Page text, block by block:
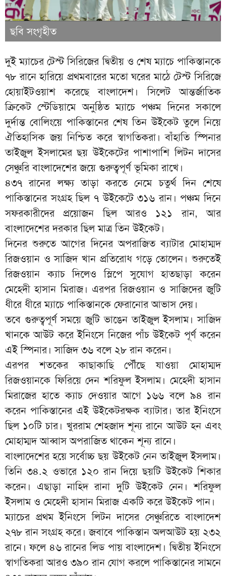
ছবি সংগৃহীত
দুই ম্যাচের টেস্ট সিরিজের দ্বিতীয় ও শেষ ম্যাচে পাকিস্তানকে
৭৮ রানে হারিয়ে প্রথমবারের মতো ঘরের মাঠে টেস্ট সিরিজে
হোয়াইটওয়াশ করেছে বাংলাদেশ। সিলেট আন্তর্জাতিক
ক্রিকেট স্টেডিয়ামে অনুষ্ঠিত ম্যাচে পঞ্চম দিনের সকালে
দুর্দান্ত বোলিংয়ে পাকিস্তানের শেষ তিন উইকেট তুলে নিয়ে
ঐতিহাসিক জয় নিশ্চিত করে স্বাগতিকরা। বাঁহাতি স্পিনার
তাইজুল ইসলামের ছয় উইকেটের পাশাপাশি লিটন দাসের
সেঞ্চুরি বাংলাদেশের জয়ে গুরুত্বপূর্ণ ভূমিকা রাখে।
৪৩৭ রানের লক্ষ্য তাড়া করতে নেমে চতুর্থ দিন শেষে
পাকিস্তানের সংগ্রহ ছিল ৭ উইকেটে ৩১৬ রান। পঞ্চম দিনে
সফরকারীদের প্রয়োজন ছিল আরও ১২১ রান, আর
বাংলাদেশের দরকার ছিল মাত্র তিন উইকেট।
দিনের শুরুতে আগের দিনের অপরাজিত ব্যাটার মোহাম্মদ
রিজওয়ান ও সাজিদ খান প্রতিরোধ গড়ে তোলেন। শুরুতেই
রিজওয়ান ক্যাচ দিলেও স্লিপে সুযোগ হাতছাড়া করেন
মেহেদী হাসান মিরাজ। এরপর রিজওয়ান ও সাজিদের জুটি
ধীরে ধীরে ম্যাচে পাকিস্তানকে ফেরানোর আভাস দেয়।
তবে গুরুত্বপূর্ণ সময়ে জুটি ভাঙেন তাইজুল ইসলাম। সাজিদ
খানকে আউট করে ইনিংসে নিজের পাঁচ উইকেট পূর্ণ করেন
এই স্পিনার। সাজিদ ৩৬ বলে ২৮ রান করেন।
এরপর শতকের কাছাকাছি পৌঁছে যাওয়া মোহাম্মদ
রিজওয়ানকে ফিরিয়ে দেন শরিফুল ইসলাম। মেহেদী হাসান
মিরাজের হাতে ক্যাচ দেওয়ার আগে ১৬৬ বলে ৯৪ রান
করেন পাকিস্তানের এই উইকেটরক্ষক ব্যাটার। তার ইনিংসে
ছিল ১০টি চার। খুররাম শেহজাদ শূন্য রানে আউট হন এবং
মোহাম্মদ আব্বাস অপরাজিত থাকেন শূন্য রানে।
বাংলাদেশের হয়ে সর্বোচ্চ ছয় উইকেট নেন তাইজুল ইসলাম।
তিনি ৩৪.২ ওভারে ১২০ রান দিয়ে ছয়টি উইকেট শিকার
করেন। এছাড়া নাহিদ রানা দুটি উইকেট নেন। শরিফুল
ইসলাম ও মেহেদী হাসান মিরাজ একটি করে উইকেট পান।
ম্যাচের প্রথম ইনিংসে লিটন দাসের সেঞ্চুরিতে বাংলাদেশ
২৭৮ রান সংগ্রহ করে। জবাবে পাকিস্তান অলআউট হয় ২৩২
রানে। ফলে ৪৬ রানের লিড পায় বাংলাদেশ। দ্বিতীয় ইনিংসে
স্বাগতিকরা আরও ৩৯০ রান যোগ করলে পাকিস্তানের সামনে